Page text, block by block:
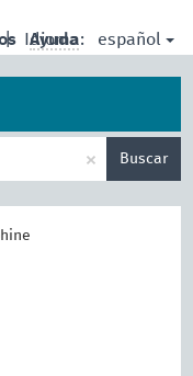
| Idioma: español
Ayuda
× Buscar